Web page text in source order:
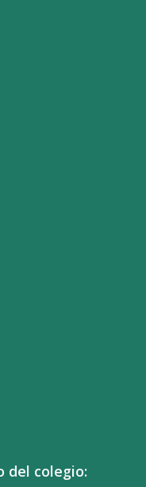
del colegio: